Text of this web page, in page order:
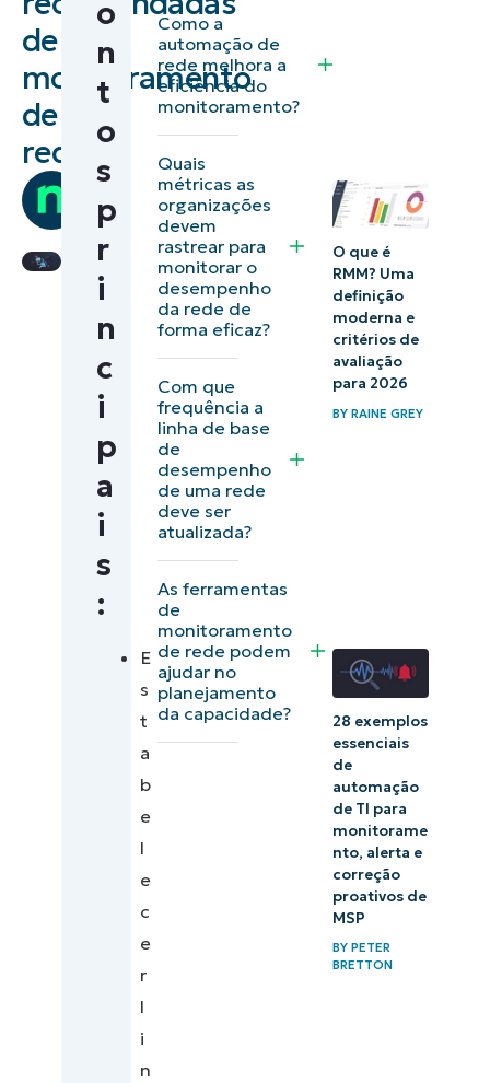
de
monitoramento
de
rede
Team
Ninja
O que é
monitoramento
de rede?
A importância
do
monitoramento
de rede
Práticas
recomendadas
de
monitoramento
de rede &
técnicas
Como escolher
as ferramentas
monitoramento
gerenciamento
Como o
NinjaOne ajuda
a otimizar o
monitoramento
gerenciamento
da rede
o
n
t
o
s
p
r
i
n
c
i
p
a
i
s
:
E
s
t
a
b
e
l
e
c
e
r
l
i
n
Como a
automação de
rede melhora a
eficiência do
monitoramento?
Quais
métricas as
organizações
devem
rastrear para
monitorar o
desempenho
da rede de
forma eficaz?
Com que
frequência a
linha de base
de
desempenho
de uma rede
deve ser
atualizada?
As ferramentas
de
monitoramento
de rede podem
ajudar no
planejamento
da capacidade?
O que é
RMM? Uma
definição
moderna e
critérios de
avaliação
para 2026
BYRAINE GREY
28 exemplos
essenciais
de
automação
de TI para
monitorame
nto, alerta e
correção
proativos de
MSP
BYPETER
BRETTON